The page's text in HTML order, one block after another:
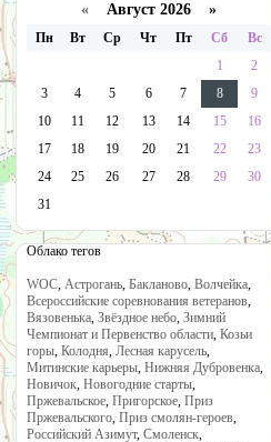
« Август 2026 »
Пн Вт Ср Чт Пт Сб
Вс
1
2
3
4 5 6 7 8
9
10
11 12 13 14 15
16
17
18 19 20 21 22
23
24
25 26 27 28 29
30
31
Облако тегов
WOC, Астрогань, Бакланово, Волчейка,
Всероссийские соревнования ветеранов,
Вязовенька, Звёздное небо, Зимний
Чемпионат и Первенство области, Козьи
горы, Колодня, Лесная карусель,
Митинские карьеры, Нижняя Дубровенка,
Новичок, Новогодние старты,
Пржевальское, Пригорское, Приз
Пржевальского, Приз смолян-героев,
Российский Азимут, Смоленск,